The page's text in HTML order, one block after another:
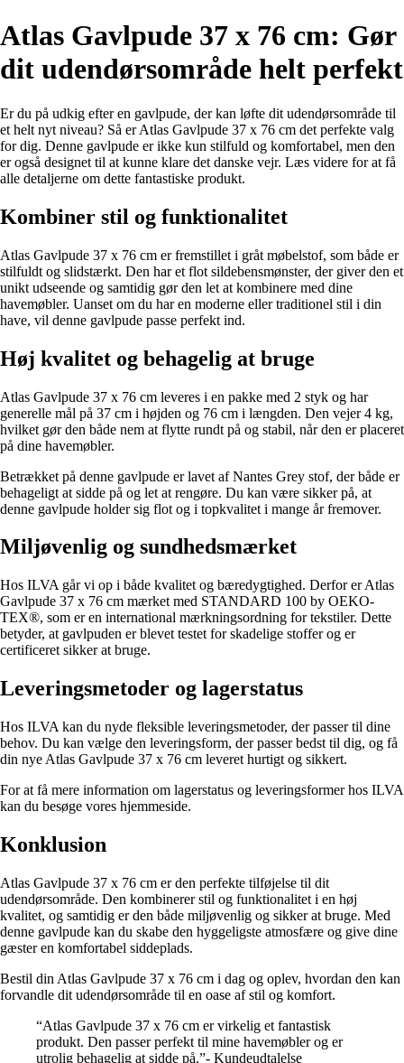
Atlas Gavlpude 37 x 76 cm: Gør
dit udendørsområde helt perfekt
Er du på udkig efter en gavlpude, der kan løfte dit udendørsområde til
et helt nyt niveau? Så er Atlas Gavlpude 37 x 76 cm det perfekte valg
for dig. Denne gavlpude er ikke kun stilfuld og komfortabel, men den
er også designet til at kunne klare det danske vejr. Læs videre for at få
alle detaljerne om dette fantastiske produkt.
Kombiner stil og funktionalitet
Atlas Gavlpude 37 x 76 cm er fremstillet i gråt møbelstof, som både er
stilfuldt og slidstærkt. Den har et flot sildebensmønster, der giver den et
unikt udseende og samtidig gør den let at kombinere med dine
havemøbler. Uanset om du har en moderne eller traditionel stil i din
have, vil denne gavlpude passe perfekt ind.
Høj kvalitet og behagelig at bruge
Atlas Gavlpude 37 x 76 cm leveres i en pakke med 2 styk og har
generelle mål på 37 cm i højden og 76 cm i længden. Den vejer 4 kg,
hvilket gør den både nem at flytte rundt på og stabil, når den er placeret
på dine havemøbler.
Betrækket på denne gavlpude er lavet af Nantes Grey stof, der både er
behageligt at sidde på og let at rengøre. Du kan være sikker på, at
denne gavlpude holder sig flot og i topkvalitet i mange år fremover.
Miljøvenlig og sundhedsmærket
Hos ILVA går vi op i både kvalitet og bæredygtighed. Derfor er Atlas
Gavlpude 37 x 76 cm mærket med STANDARD 100 by OEKO-
TEX®, som er en international mærkningsordning for tekstiler. Dette
betyder, at gavlpuden er blevet testet for skadelige stoffer og er
certificeret sikker at bruge.
Leveringsmetoder og lagerstatus
Hos ILVA kan du nyde fleksible leveringsmetoder, der passer til dine
behov. Du kan vælge den leveringsform, der passer bedst til dig, og få
din nye Atlas Gavlpude 37 x 76 cm leveret hurtigt og sikkert.
For at få mere information om lagerstatus og leveringsformer hos ILVA
kan du besøge vores hjemmeside.
Konklusion
Atlas Gavlpude 37 x 76 cm er den perfekte tilføjelse til dit
udendørsområde. Den kombinerer stil og funktionalitet i en høj
kvalitet, og samtidig er den både miljøvenlig og sikker at bruge. Med
denne gavlpude kan du skabe den hyggeligste atmosfære og give dine
gæster en komfortabel siddeplads.
Bestil din Atlas Gavlpude 37 x 76 cm i dag og oplev, hvordan den kan
forvandle dit udendørsområde til en oase af stil og komfort.
“Atlas Gavlpude 37 x 76 cm er virkelig et fantastisk
produkt. Den passer perfekt til mine havemøbler og er
utrolig behagelig at sidde på.”- Kundeudtalelse